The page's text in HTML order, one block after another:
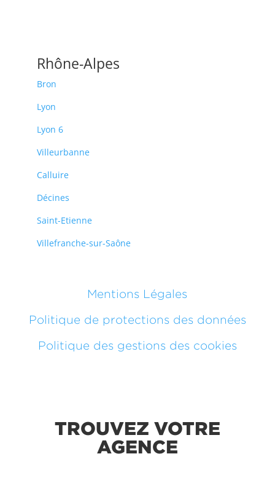
Rhône-Alpes
Bron
Lyon
Lyon 6
Villeurbanne
Calluire
Décines
Saint-Etienne
Villefranche-sur-Saône
Mentions Légales
Politique de protections des données
Politique des gestions des cookies
TROUVEZ VOTRE
AGENCE